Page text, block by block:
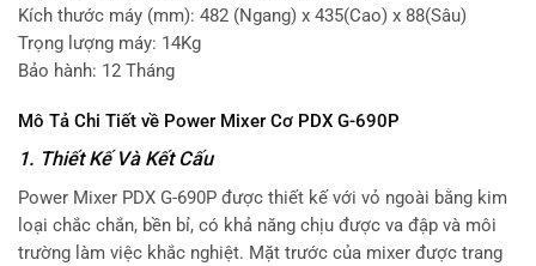
Kích thước máy (mm): 482 (Ngang) x 435(Cao) x 88(Sâu)
Trọng lượng máy: 14Kg
Bảo hành: 12 Tháng
Mô Tả Chi Tiết về Power Mixer Cơ PDX G-690P
1. Thiết Kế Và Kết Cấu
Power Mixer PDX G-690P được thiết kế với vỏ ngoài bằng kim
loại chắc chắn, bền bỉ, có khả năng chịu được va đập và môi
trường làm việc khắc nghiệt. Mặt trước của mixer được trang